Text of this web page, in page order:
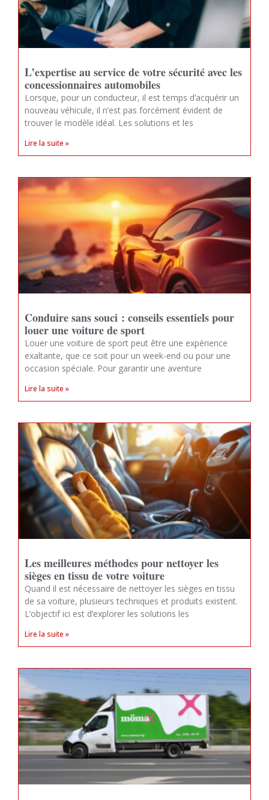
L’expertise au service de votre sécurité avec les
concessionnaires automobiles
Lorsque, pour un conducteur, il est temps d’acquérir un
nouveau véhicule, il n’est pas forcément évident de
trouver le modèle idéal. Les solutions et les
Lire la suite »
Conduire sans souci : conseils essentiels pour
louer une voiture de sport
Louer une voiture de sport peut être une expérience
exaltante, que ce soit pour un week-end ou pour une
occasion spéciale. Pour garantir une aventure
Lire la suite »
Les meilleures méthodes pour nettoyer les
sièges en tissu de votre voiture
Quand il est nécessaire de nettoyer les sièges en tissu
de sa voiture, plusieurs techniques et produits existent.
L’objectif ici est d’explorer les solutions les
Lire la suite »